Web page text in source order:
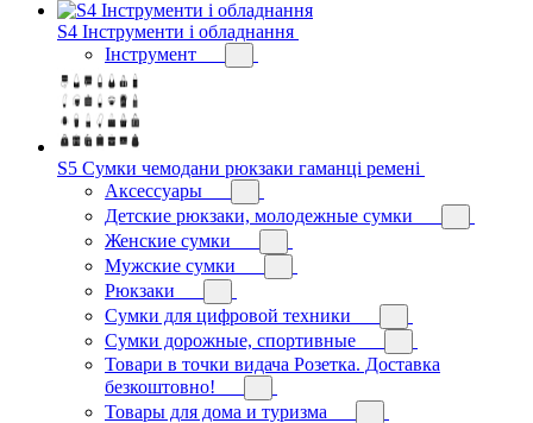
S4 Інструменти і обладнання
Інструмент
S5 Сумки чемодани рюкзаки гаманці ремені
Аксессуары
Детские рюкзаки, молодежные сумки
Женские сумки
Мужские сумки
Рюкзаки
Сумки для цифровой техники
Сумки дорожные, спортивные
Товари в точки видача Розетка. Доставка
безкоштовно!
Товары для дома и туризма